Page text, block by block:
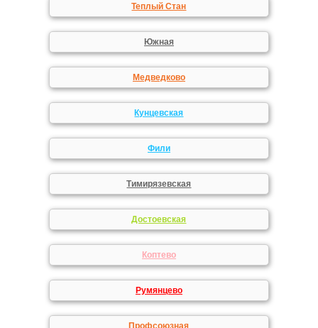
Теплый Стан
Южная
Медведково
Кунцевская
Фили
Тимирязевская
Достоевская
Коптево
Румянцево
Профсоюзная